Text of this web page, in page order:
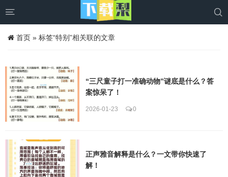
 
首页 » 标签“特别”相关联的文章
“三尺童子打一准确动物”谜底是什么？答
案惊呆了！
2026-01-23 0
正声雅音解释是什么？一文带你快速了
解！